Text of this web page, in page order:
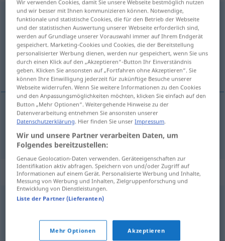
überstürzenv/t <ohnege>
Übersicht aller Übersetzungen
(Für mehr Details die Übersetzung anklicken/antippen)
precipitar, hacer muy deprisa
precipitar,hacermuydeprisa überstürzen
„überstürzen“: reflexives Verb
überstürzenv/r <ohnege>
Übersicht aller Übersetzungen
(Für mehr Details die Übersetzung anklicken/antippen)
Wir verwenden Cookies, damit Sie unsere Webseite bestmöglich nutzen
und wir besser mit Ihnen kommunizieren können. Notwendige,
funktionale und statistische Cookies, die für den Betrieb der Webseite
und der statistischen Auswertung unserer Webseite erforderlich sind,
werden auf Grundlage unserer Vorauswahl immer auf Ihrem Endgerät
gespeichert. Marketing-Cookies und Cookies, die der Bereitstellung
personalisierter Werbung dienen, werden nur gespeichert, wenn Sie uns
durch einen Klick auf den „Akzeptieren“-Button Ihr Einverständnis
geben. Klicken Sie ansonsten auf „Fortfahren ohne Akzeptieren“. Sie
können Ihre Einwilligung jederzeit für zukünftige Besuche unserer
Webseite widerrufen. Wenn Sie weitere Informationen zu den Cookies
und den Anpassungsmöglichkeiten möchten, klicken Sie einfach auf den
Button „Mehr Optionen“. Weitergehende Hinweise zu der
Datenverarbeitung entnehmen Sie ansonsten unserer
Datenschutzerklärung . Hier finden Sie unserImpressum
Wir und unsere Partner verarbeiten Daten, um
Folgendes bereitzustellen:
Genaue Geolocation-Daten verwenden. Geräteeigenschaften zur
Identifikation aktiv abfragen. Speichern von und/oder Zugriff auf
Informationen auf einem Gerät. Personalisierte Werbung und Inhalte,
Messung von Werbung und Inhalten, Zielgruppenforschung und
Entwicklung von Dienstleistungen.
Liste der Partner (Lieferanten)
Mehr Optionen Akzeptieren